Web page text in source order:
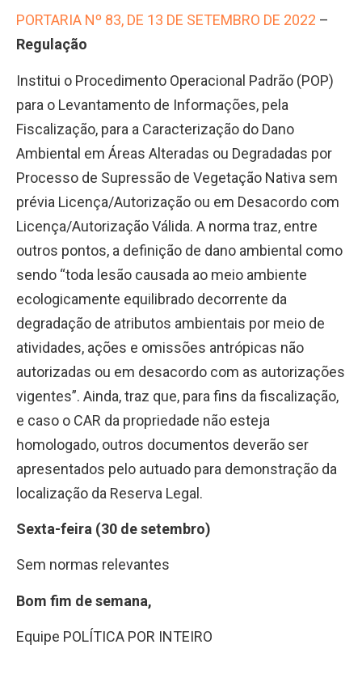
PORTARIA Nº 83, DE 13 DE SETEMBRO DE 2022 –
Regulação
Institui o Procedimento Operacional Padrão (POP)
para o Levantamento de Informações, pela
Fiscalização, para a Caracterização do Dano
Ambiental em Áreas Alteradas ou Degradadas por
Processo de Supressão de Vegetação Nativa sem
prévia Licença/Autorização ou em Desacordo com
Licença/Autorização Válida. A norma traz, entre
outros pontos, a definição de dano ambiental como
sendo “toda lesão causada ao meio ambiente
ecologicamente equilibrado decorrente da
degradação de atributos ambientais por meio de
atividades, ações e omissões antrópicas não
autorizadas ou em desacordo com as autorizações
vigentes”. Ainda, traz que, para fins da fiscalização,
e caso o CAR da propriedade não esteja
homologado, outros documentos deverão ser
apresentados pelo autuado para demonstração da
localização da Reserva Legal.
Sexta-feira (30 de setembro)
Sem normas relevantes
Bom fim de semana,
Equipe POLÍTICA POR INTEIRO